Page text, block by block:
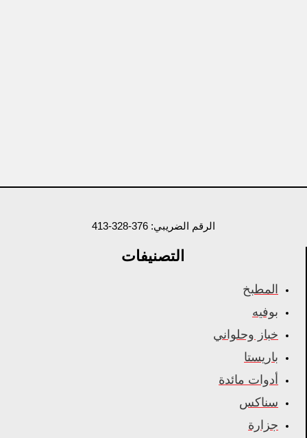
الرقم الضريبي: 376-328-413
التصنيفات
المطبخ
بوفيه
خباز وحلواني
باريستا
أدوات مائدة
سناكس
جزارة